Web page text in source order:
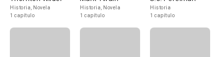
Historia, Novela
1 capítulo
Historia, Novela
1 capítulo
Historia
1 capítulo